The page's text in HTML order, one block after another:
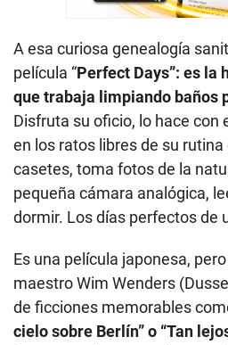
A esa curiosa genealogía
película “Perfect Days”: es la
que trabaja limpiando baños
Disfruta su oficio, lo hace con
en los ratos libres de su
casetes, toma fotos de la
pequeña cámara analógica,
dormir. Los días perfectos de
Es una película japonesa,
maestro Wim Wenders
de ficciones memorables
cielo sobre Berlín” o “Tan